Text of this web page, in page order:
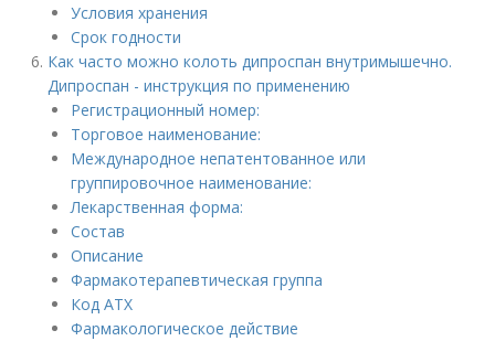
Условия хранения
Срок годности
Как часто можно колоть дипроспан внутримышечно.
Дипроспан - инструкция по применению
Регистрационный номер:
Торговое наименование:
Международное непатентованное или
группировочное наименование:
Лекарственная форма:
Состав
Описание
Фармакотерапевтическая группа
Код АТХ
Фармакологическое действие